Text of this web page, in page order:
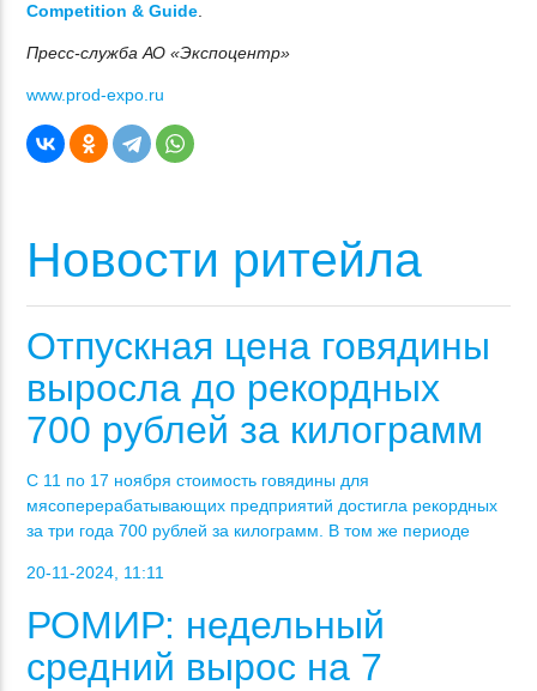
Competition & Guide.
Пресс-служба АО «Экспоцентр»
www.prod-expo.ru
Новости ритейла
Отпускная цена говядины
выросла до рекордных
700 рублей за килограмм
С 11 по 17 ноября стоимость говядины для
мясоперерабатывающих предприятий достигла рекордных
за три года 700 рублей за килограмм. В том же периоде
20-11-2024, 11:11
РОМИР: недельный
средний вырос на 7